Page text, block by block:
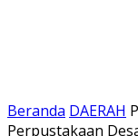
Beranda DAERAH
Perpustakaan